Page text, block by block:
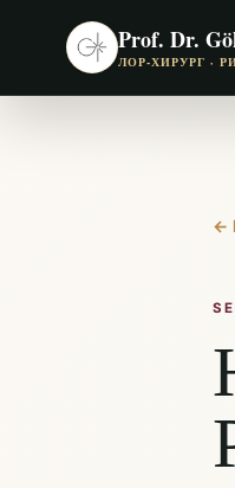
Prof. Dr.
ЛОР-ХИРУРГ ·
←